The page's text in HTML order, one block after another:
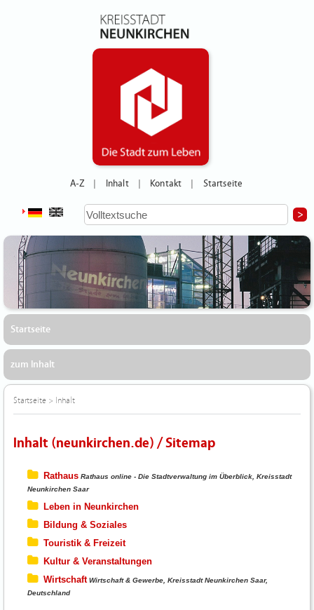
A-Z Inhalt Kontakt Startseite
Startseite
zum Inhalt
Startseite > Inhalt
Inhalt (neunkirchen.de) / Sitemap
Rathaus Rathaus online - Die Stadtverwaltung im Überblick, Kreisstadt
Neunkirchen Saar
Leben in Neunkirchen
Bildung & Soziales
Touristik & Freizeit
Kultur & Veranstaltungen
Wirtschaft Wirtschaft & Gewerbe, Kreisstadt Neunkirchen Saar,
Deutschland